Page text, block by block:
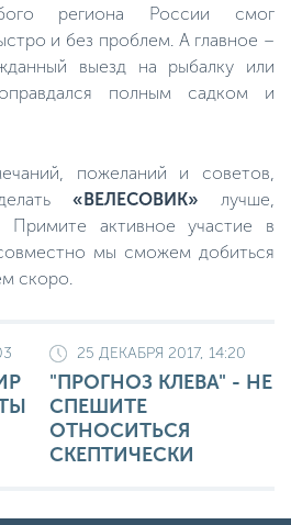
региона России смог
и без проблем. А главное –
выезд на рыбалку или
полным садком и
пожеланий и советов,
«ВЕЛЕСОВИК» лучше,
Примите активное участие в
мы сможем добиться
скоро.
25 ДЕКАБРЯ 2017, 14:20
"ПРОГНОЗ КЛЕВА" - НЕ
СПЕШИТЕ
ОТНОСИТЬСЯ
СКЕПТИЧЕСКИ